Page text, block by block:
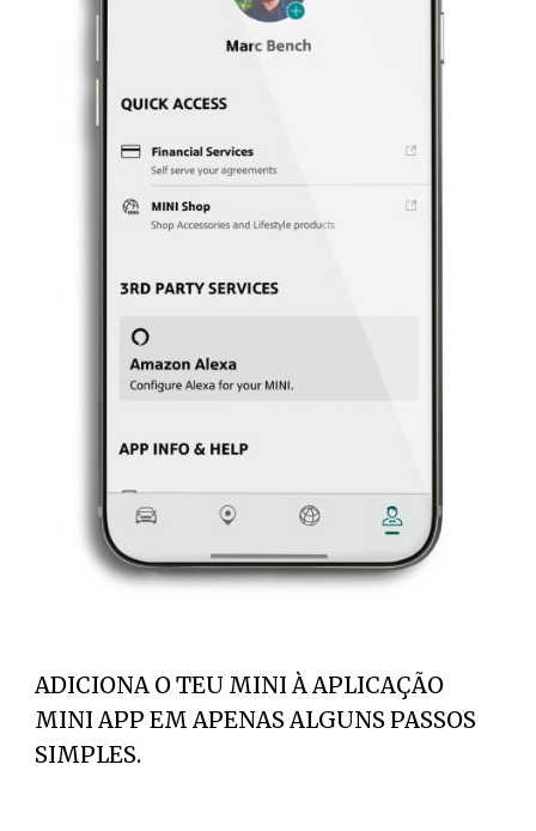
ADICIONA O TEU MINI À APLICAÇÃO
MINI APP EM APENAS ALGUNS PASSOS
SIMPLES.